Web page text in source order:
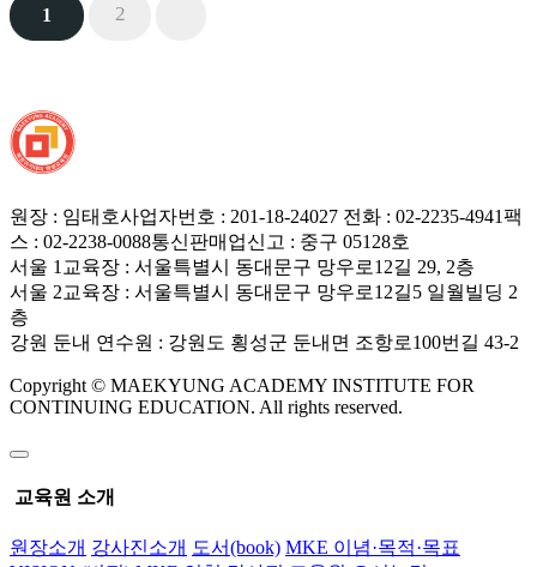
1 2
원장 : 임태호사업자번호 : 201-18-24027 전화 : 02-2235-4941팩
스 : 02-2238-0088통신판매업신고 : 중구 05128호
서울 1교육장 : 서울특별시 동대문구 망우로12길 29, 2층
서울 2교육장 : 서울특별시 동대문구 망우로12길5 일월빌딩 2
층
강원 둔내 연수원 : 강원도 횡성군 둔내면 조항로100번길 43-2
Copyright © MAEKYUNG ACADEMY INSTITUTE FOR
CONTINUING EDUCATION. All rights reserved.
교육원 소개
원장소개 강사진소개 도서(book) MKE 이념·목적·목표